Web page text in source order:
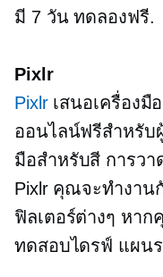
มี 7 วันทดลองฟรี.
Pixlr
Pixlrเสนอเครื่องมื
ออนไลน์ฟรีสำหรับ
มือสำหรับสี การว
Pixlr คุณจะทำงาน
ฟิลเตอร์ต่างๆ หา
ทดสอบไดรฟ์ แผน